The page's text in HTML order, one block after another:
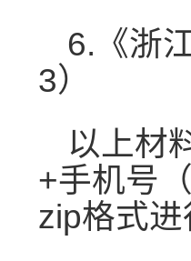
6. 《浙
3）
以上材
+手机号
zip格式